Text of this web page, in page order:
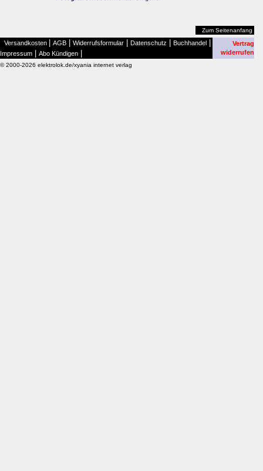
Zum Seitenanfang
Versandkosten AGB Widerrufsformular Datenschutz Buchhandel
Impressum Abo Kündigen
Vertrag
widerrufen
© 2000-2026 elektrolok.de/xyania internet verlag